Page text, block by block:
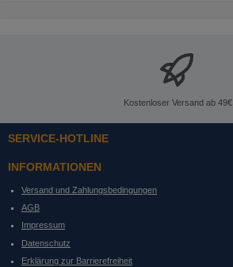
Kostenloser Versand ab 49€
SERVICE-HOTLINE
INFORMATIONEN
Versand und Zahlungsbedingungen
AGB
Impressum
Datenschutz
Erklärung zur Barrierefreiheit